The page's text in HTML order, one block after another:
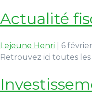
Actualité
Lejeune Henri
6
Retrouvez ici toutes